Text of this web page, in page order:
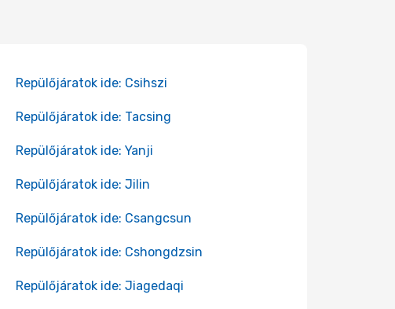
Repülőjáratok ide: Csihszi
Repülőjáratok ide: Tacsing
Repülőjáratok ide: Yanji
Repülőjáratok ide: Jilin
Repülőjáratok ide: Csangcsun
Repülőjáratok ide: Cshongdzsin
Repülőjáratok ide: Jiagedaqi